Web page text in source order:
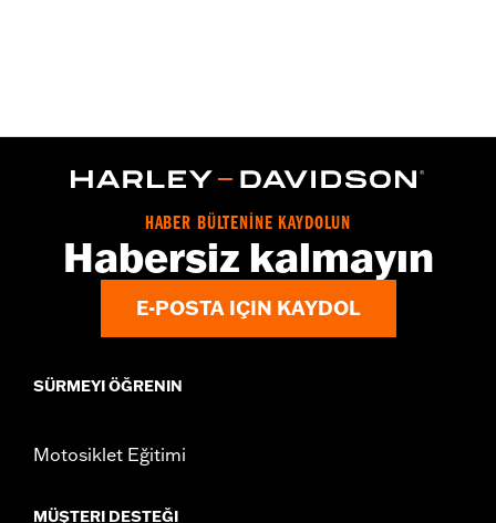
HABER BÜLTENİNE KAYDOLUN
Habersiz kalmayın
E-POSTA IÇIN KAYDOL
SÜRMEYI ÖĞRENIN
Motosiklet Eğitimi
MÜŞTERI DESTEĞI